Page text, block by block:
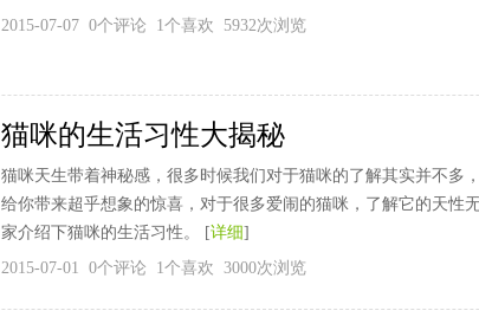
2015-07-07 0个评论 1个喜欢 5932次浏览
猫咪的生活习性大揭秘
猫咪天生带着神秘感，很多时候我们对于猫咪的了解其实并不多
给你带来超乎想象的惊喜，对于很多爱闹的猫咪，了解它的天性
家介绍下猫咪的生活习性。 [详细]
2015-07-01 0个评论 1个喜欢 3000次浏览